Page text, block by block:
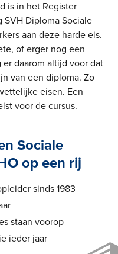
is in het Register
Diploma Sociale
aan deze harde eis.
of erger nog een
daarom altijd voor dat
van een diploma. Zo
eisen. Een
voor de cursus.
Sociale
op een rij
sinds 1983
staan voorop
ieder jaar